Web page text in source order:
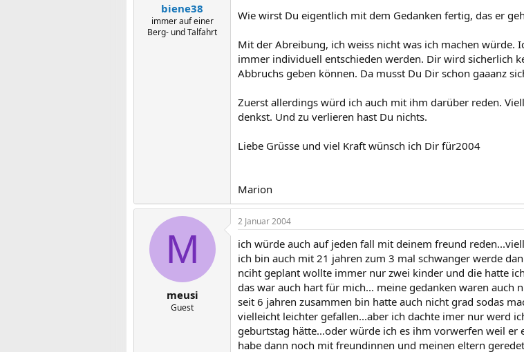
biene38
immer auf einer
Berg- und Talfahrt
Wie wirst Du eigentlich mit dem Gedanken fertig, das er
Mit der Abreibung, ich weiss nicht was ich machen würde.
immer individuell entschieden werden. Dir wird sicherlich
Abbruchs geben können. Da musst Du Dir schon gaaanz
Zuerst allerdings würd ich auch mit ihm darüber reden.
denkst. Und zu verlieren hast Du nichts.
Liebe Grüsse und viel Kraft wünsch ich Dir für2004
Marion
M
meusi
Guest
2 Januar 2004
ich würde auch auf jeden fall mit deinem freund
ich bin auch mit 21 jahren zum 3 mal schwanger werde
nciht geplant wollte immer nur zwei kinder und die hatte
das war auch hart für mich... meine gedanken waren
seit 6 jahren zusammen bin hatte auch nicht grad sodas
vielleicht leichter gefallen...aber ich dachte imer nur werd
geburtstag hätte...oder würde ich es ihm vorwerfen weil er
habe dann noch mit freundinnen und meinen eltern